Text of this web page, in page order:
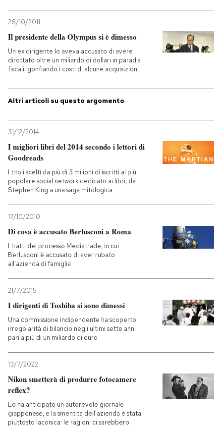
NEWSLETTER
I MIEI PREFERITI
SHOP
CALENDARIO
AREA PERSONALE
Entra
26/10/2011
Il presidente della Olympus si è dimesso
Un ex dirigente lo aveva accusato di avere
dirottato oltre un miliardo di dollari in paradisi
fiscali, gonfiando i costi di alcune acquisizioni
Altri articoli su questo argomento
31/12/2014
I migliori libri del 2014 secondo i lettori di
Goodreads
I titoli scelti da più di 3 milioni di iscritti al più
popolare social network dedicato ai libri, da
Stephen King a una saga mitologica
17/10/2010
Di cosa è accusato Berlusconi a Roma
I tratti del processo Mediatrade, in cui
Berlusconi è accusato di aver rubato
all'azienda di famiglia
21/7/2015
I dirigenti di Toshiba si sono dimessi
Una commissione indipendente ha scoperto
irregolarità di bilancio negli ultimi sette anni
pari a più di un miliardo di euro
13/7/2022
Nikon smetterà di produrre fotocamere
reflex?
Lo ha anticipato un autorevole giornale
giapponese, e la smentita dell'azienda è stata
piuttosto laconica: le ragioni ci sarebbero